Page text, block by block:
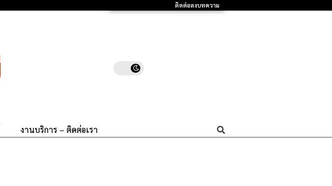
ติดต่อลงบทความ
งานบริการ – ติดต่อเรา